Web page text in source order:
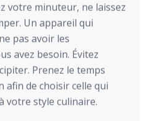
votre minuteur, ne laissez
Un appareil qui
pas avoir les
avez besoin. Évitez
Prenez le temps
afin de choisir celle qui
votre style culinaire.